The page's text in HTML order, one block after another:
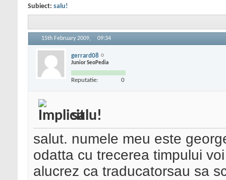
Subiect: salu!
15th February 2009, 09:34
gerrard08
Junior SeoPedia
Reputatie: 0
salu!
salut. numele meu este
odatta cu trecerea timpului
alucrez ca traducatorsau sa